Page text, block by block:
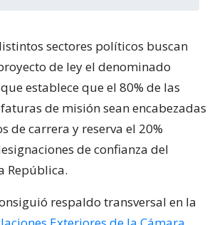
sectores políticos buscan
de ley el denominado
establece que el 80% de las
de misión sean encabezadas
de carrera y reserva el 20%
de confianza del
República.
respaldo transversal en la